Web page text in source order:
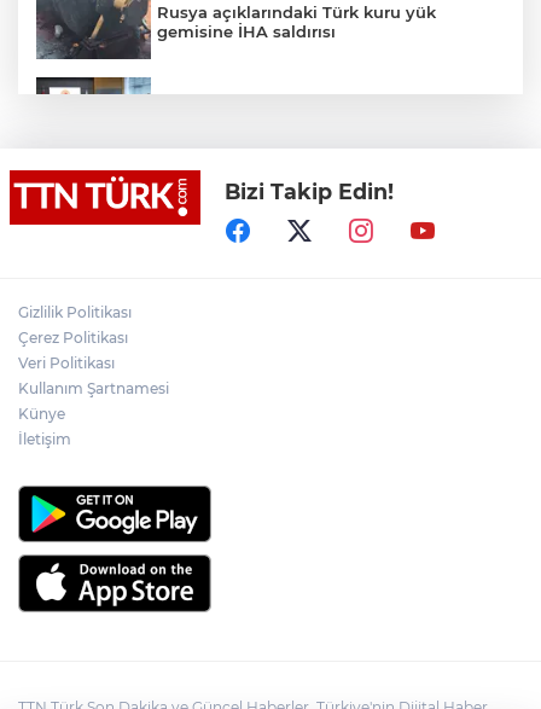
Rusya açıklarındaki Türk kuru yük
gemisine İHA saldırısı
Lukaku Fener’e mi, Beşiktaş’a mı geliyor?
Rojin Kabaiş, Hiranur Nilgün Aygar ve
Kıvanç Uman’ın ailelerini hedef alam
Bizi Takip Edin!
Gizlilik Politikası
Çerez Politikası
Veri Politikası
Kullanım Şartnamesi
Künye
İletişim